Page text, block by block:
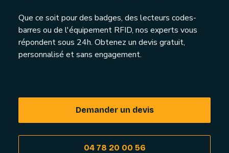
Que ce soit pour des badges, des lecteurs codes-
barres ou de l'équipement RFID, nos experts vous
répondent sous 24h. Obtenez un devis gratuit,
personnalisé et sans engagement.
Demander un devis
04 78 20 00 56